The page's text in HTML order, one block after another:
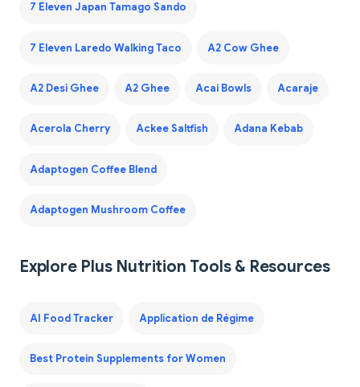
7 Eleven Japan Tamago Sando
7 Eleven Laredo Walking Taco A2 Cow Ghee
A2 Desi Ghee A2 Ghee Acai Bowls Acaraje
Acerola Cherry Ackee Saltfish Adana Kebab
Adaptogen Coffee Blend
Adaptogen Mushroom Coffee
Explore Plus Nutrition Tools & Resources
AI Food Tracker Application de Régime
Best Protein Supplements for Women